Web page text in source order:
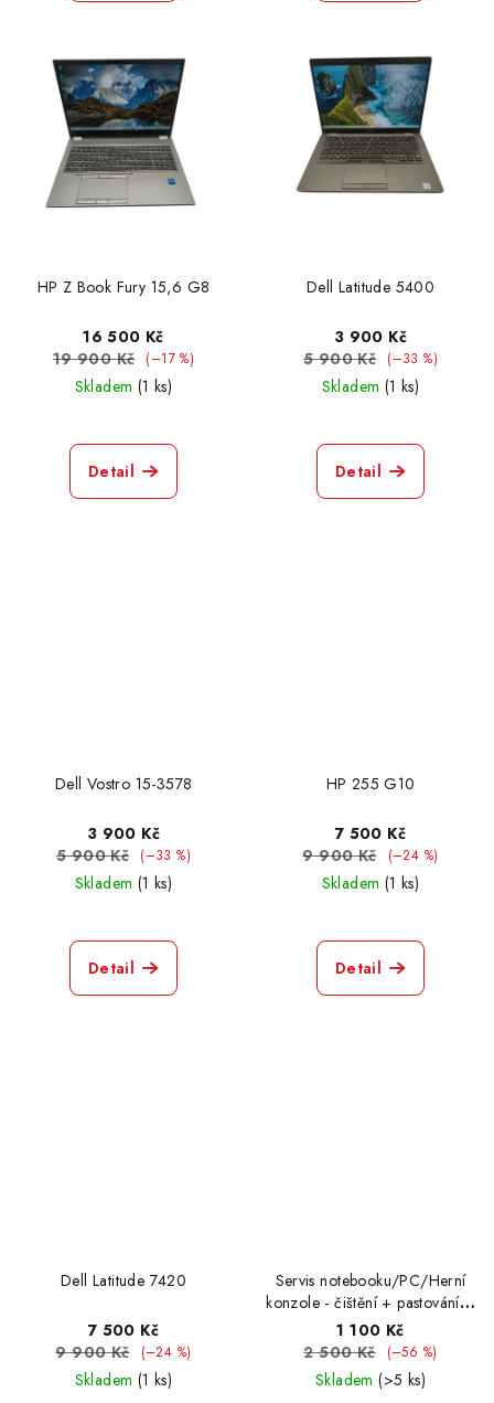
HP Z Book Fury 15,6 G8
16 500 Kč
19 900 Kč (–17 %)
Skladem (1 ks)
Detail
Dell Latitude 5400
3 900 Kč
5 900 Kč
(–33 %)
Skladem (1 ks)
Detail
Dell Vostro 15-3578
3 900 Kč
5 900 Kč
(–33 %)
Skladem (1 ks)
Detail
HP 255 G10
7 500 Kč
9 900 Kč
(–24 %)
Skladem (1 ks)
Detail
Dell Latitude 7420
7 500 Kč
9 900 Kč
(–24 %)
Skladem (1 ks)
Servis notebooku/PC/Herní
konzole - čištění + pastování +
přeinstalace
1 100 Kč
2 500 Kč
(–56 %)
Skladem(>5 ks)